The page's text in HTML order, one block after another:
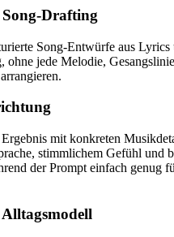
Song-Drafting
Song-Entwürfe aus Lyrics
ohne jede Melodie,
Ergebnis mit konkreten
stimmlichem Gefühl und
der Prompt einfach genug